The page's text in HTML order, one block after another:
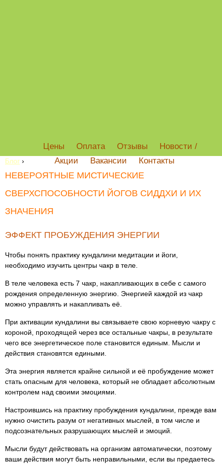
Цены Оплата Отзывы
Новости /
Акции
Вакансии Контакты
Блог ›
НЕВЕРОЯТНЫЕ МИСТИЧЕСКИЕ
СВЕРХСПОСОБНОСТИ ЙОГОВ СИДДХИ И ИХ
ЗНАЧЕНИЯ
ЭФФЕКТ ПРОБУЖДЕНИЯ ЭНЕРГИИ
Чтобы понять практику кундалини медитации и йоги,
необходимо изучить центры чакр в теле.
В теле человека есть 7 чакр, накапливающих в себе с самого
рождения определенную энергию. Энергией каждой из чакр
можно управлять и накапливать её.
При активации кундалини вы связываете свою корневую чакру с
короной, проходящей через все остальные чакры, в результате
чего все энергетическое поле становится единым. Мысли и
действия становятся едиными.
Эта энергия является крайне сильной и её пробуждение может
стать опасным для человека, который не обладает абсолютным
контролем над своими эмоциями.
Настроившись на практику пробуждения кундалини, прежде вам
нужно очистить разум от негативных мыслей, в том числе и
подсознательных разрушающих мыслей и эмоций.
Мысли будут действовать на организм автоматически, поэтому
ваши действия могут быть неправильными, если вы предаетесь